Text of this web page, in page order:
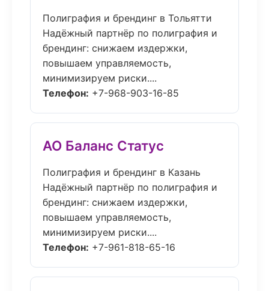
Полиграфия и брендинг в Тольятти
Надёжный партнёр по полиграфия и
брендинг: снижаем издержки,
повышаем управляемость,
минимизируем риски....
Телефон: +7-968-903-16-85
АО Баланс Статус
Полиграфия и брендинг в Казань
Надёжный партнёр по полиграфия и
брендинг: снижаем издержки,
повышаем управляемость,
минимизируем риски....
Телефон: +7-961-818-65-16